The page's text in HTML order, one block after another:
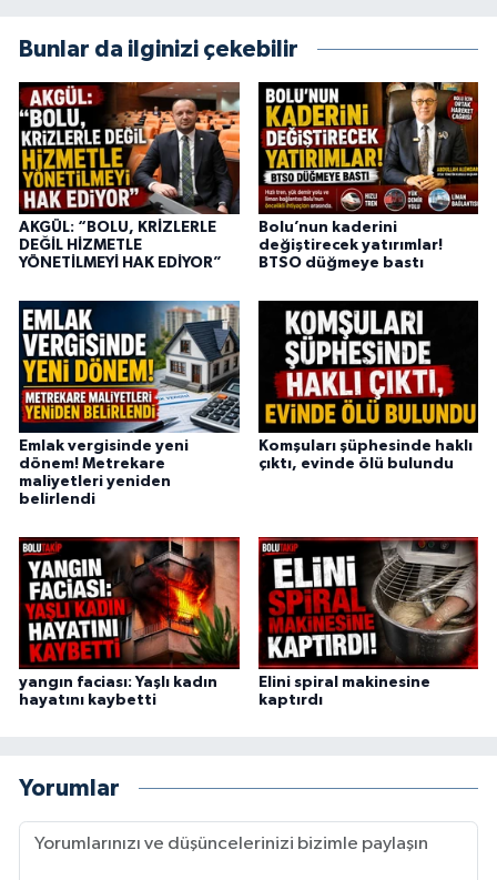
Bunlar da ilginizi çekebilir
AKGÜL: “BOLU, KRİZLERLE
DEĞİL HİZMETLE
YÖNETİLMEYİ HAK EDİYOR”
Bolu’nun kaderini
değiştirecek yatırımlar!
BTSO düğmeye bastı
Emlak vergisinde yeni
dönem! Metrekare
maliyetleri yeniden
belirlendi
Komşuları şüphesinde haklı
çıktı, evinde ölü bulundu
yangın faciası: Yaşlı kadın
hayatını kaybetti
Elini spiral makinesine
kaptırdı
Yorumlar